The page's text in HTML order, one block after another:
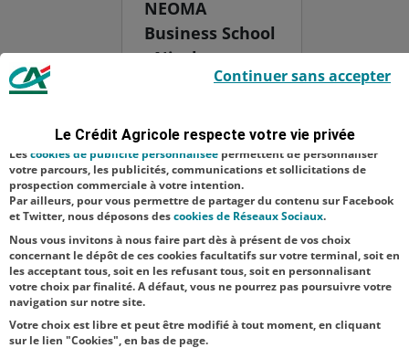
NEOMA
Business School
- Nicolas
Bouzou - Gilles
animateur de
l’événement -
Matthieu
Renard,
Le Crédit Agricole respecte votre vie privée
indispensables car utilisés à des fins de bon fonctionnement et de
sécurité ; d’autres sont facultatifs. Les
satisfaction facultatifs.
Lescookies de publicité personnalisée permettent de personnaliser
votre parcours, les publicités, communications et sollicitations de
prospection commerciale à votre intention.
Par ailleurs, pour vous permettre de partager du contenu sur Facebook
et Twitter, nous déposons descookies de Réseaux Sociaux.
Nous vous invitons à nous faire part dès à présent de vos choix
concernant le dépôt de ces cookies facultatifs sur votre terminal, soit en
les acceptant tous, soit en les refusant tous, soit en personnalisant
votre choix par finalité. A défaut, vous ne pourrez pas poursuivre votre
navigation sur notre site.
Votre choix est libre et peut être modifié à tout moment, en cliquant
sur le lien "Cookies", en bas de page.
Continuer sans accepter